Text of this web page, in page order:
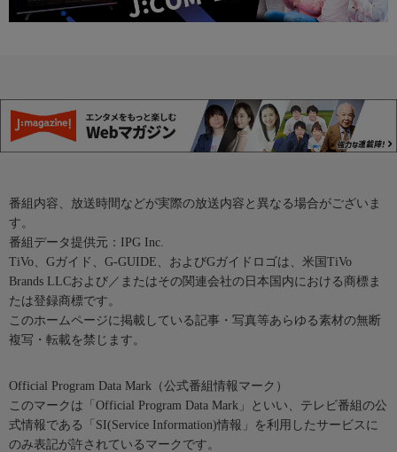
番組内容、放送時間などが実際の放送内容と異なる場合がございま
す。
番組データ提供元：IPG Inc.
TiVo、Gガイド、G-GUIDE、およびGガイドロゴは、米国TiVo
Brands LLCおよび／またはその関連会社の日本国内における商標ま
たは登録商標です。
このホームページに掲載している記事・写真等あらゆる素材の無断
複写・転載を禁じます。
Official Program Data Mark（公式番組情報マーク）
このマークは「Official Program Data Mark」といい、テレビ番組の公
式情報である「SI(Service Information)情報」を利用したサービスに
のみ表記が許されているマークです。